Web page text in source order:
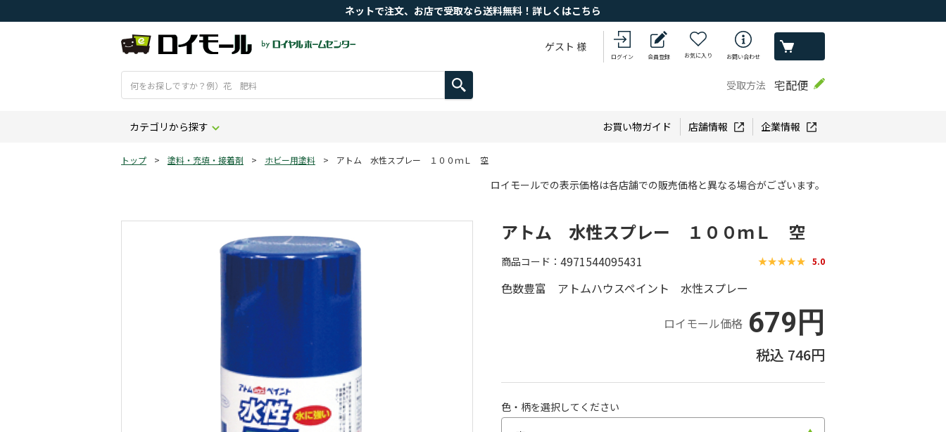
ネットで注文、お店で受取なら送料無料！詳しくはこちら
ゲスト 様
ログイン 会員登録 お気に入り お問い合わせ
受取方法 宅配便
カテゴリから探す お買い物ガイド 店舗情報 企業情報
トップ > 塗料・充填・接着剤 > ホビー用塗料 > アトム 水性スプレー １００ｍＬ 空
ロイモールでの表示価格は各店舗での販売価格と異なる場合がございます。
アトム 水性スプレー １００ｍＬ 空
商品コード 4971544095431 5.0
色数豊富 アトムハウスペイント 水性スプレー
ロイモール価格 679円
746円
色・柄を選択してください